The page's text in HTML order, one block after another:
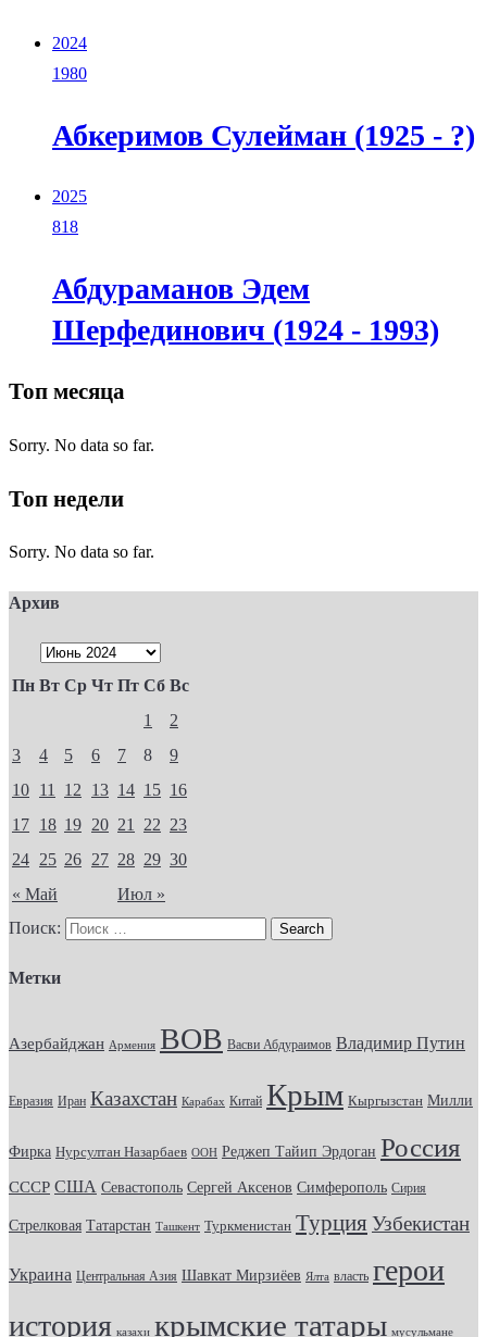
2024
1980
Абкеримов Сулейман (1925 - ?)
2025
818
Абдураманов Эдем
Шерфединович (1924 - 1993)
Топ месяца
Sorry. No data so far.
Топ недели
Sorry. No data so far.
Архив
Пн Вт Ср Чт Пт Сб Вс
« Май Июл »
1
2
3
4 5 6 7 8
9
10 11 12 13 14 15 16
17 18 19 20 21 22 23
24 25 26 27 28 29 30
Поиск:
Метки
Азербайджан Армения ВОВ Васви Абдураимов Владимир Путин
Евразия Иран Казахстан Карабах Китай Крым Кыргызстан Милли
Фирка Нурсултан Назарбаев ООН Реджеп Тайип Эрдоган Россия
СССР США Севастополь Сергей Аксенов Симферополь Сирия
Стрелковая Татарстан Ташкент Туркменистан Турция Узбекистан
Украина Центральная Азия Шавкат Мирзиёев Ялта власть герои
история казахи крымские татары мусульмане